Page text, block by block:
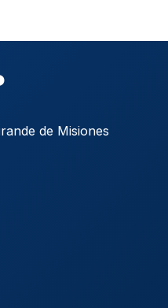
de Misiones